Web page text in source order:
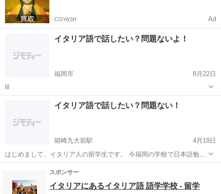
COYASH Ad
イタリア語で話したい？問題ないよ！
福岡市
8月22日
イタリア語
イタリア語で話したい？問題ない！
箱崎九大前駅
4月19日
はじめまして、イタリア人の留学生です。 今福岡の学校で日本語勉強
していますから、イタリア語と文化と料理の作り方を学びたい人を探
しています。 私はイタリア語と英語と日本語も話せるので、簡単に
外国語を教えてあげることできます。...